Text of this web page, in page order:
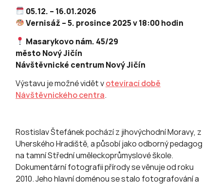
05.12. – 16.01.2026
Vernisáž –5. prosince 2025 v 18:00 hodin
Masarykovo nám. 45/29
město Nový Jičín
Návštěvnické centrum Nový Jičín
Výstavu je možné vidět votevírací době
Návštěvnického centra.
Rostislav Štefánek pochází z jihovýchodní Moravy, z
Uherského Hradiště, a působí jako odborný pedagog
na tamní Střední uměleckoprůmyslové škole.
Dokumentární fotografii přírody se věnuje od roku
2010. Jeho hlavní doménou se stalo fotografování a